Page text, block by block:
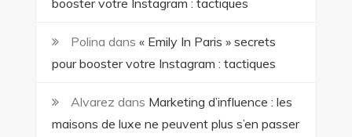
booster votre Instagram : tactiques
Polina dans « Emily In Paris » secrets
pour booster votre Instagram : tactiques
Alvarez dans Marketing d’influence : les
maisons de luxe ne peuvent plus s’en passer